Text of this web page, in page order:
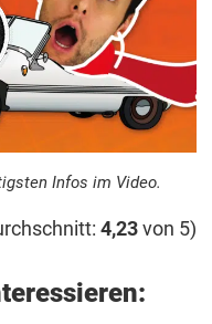
Infos im Video.
4,23von 5)